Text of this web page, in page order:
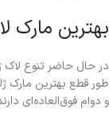
بهترین مارک
در حال حاضر تنوع لاک
طور قطع بهترین مارک
و دوام فوق‌العاده‌ای